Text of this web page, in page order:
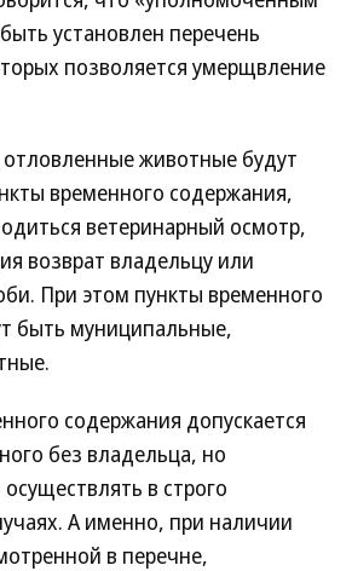
установлен перечень
позволяется умерщвление
отловленные животные будут
временного содержания,
ветеринарный осмотр,
возврат владельцу или
При этом пункты временного
быть муниципальные,
содержания допускается
без владельца, но
в строго
А именно, при наличии
в перечне,